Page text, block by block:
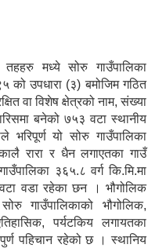
तहहरु मध्ये सोरु गाउँपालिका
को उपधारा (३) बमोजिम गठित
वा विशेष क्षेत्रको नाम, संख्या
बनेको ७५३ वटा स्थानीय
यो सोरु गाउँपालिका
रारा र धैन लगाएतका गाउँ
३६५.८ वर्ग कि.मि.मा
वडा रहेका छन । भौगोलिक
गाउँपालिकाको भौगोलिक,
पर्यटकिय लगायतका
पहिचान रहेको छ । स्थानिय